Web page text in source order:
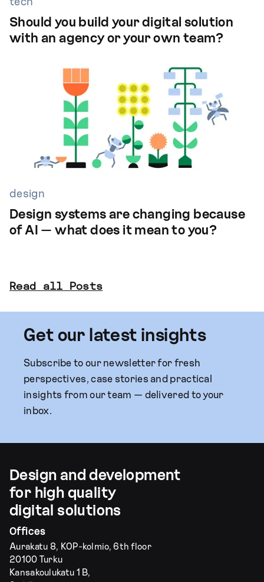
Should you build your digital solution
with an agency or your own team?
design
Design systems are changing because
of AI — what does it mean to you?
Read all Posts
Get our latest insights
Subscribe to our newsletter for fresh
perspectives, case stories and practical
insights from our team — delivered to your
inbox.
Offices
Aurakatu 8, KOP-kolmio, 6th floor
20100 Turku
Kansakoulukatu 1 B,
Design and development
for high quality
digital solutions